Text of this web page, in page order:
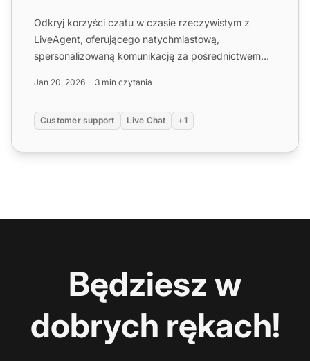
Odkryj korzyści czatu w czasie rzeczywistym z
LiveAgent, oferującego natychmiastową,
spersonalizowaną komunikację za pośrednictwem
Jan 20, 2026 3 min czytania
Customer support Live Chat +1
Będziesz w
dobrych rękach!